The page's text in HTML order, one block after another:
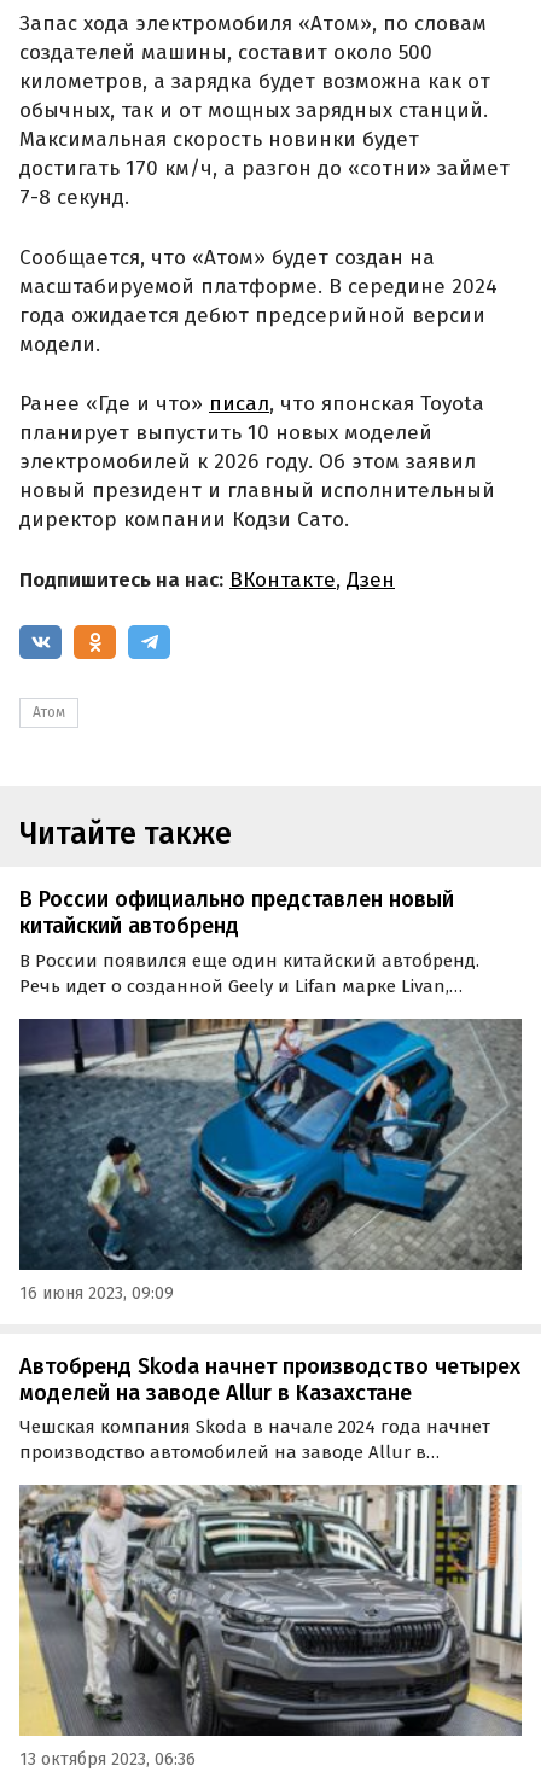
Запас хода электромобиля «Атом», по словам
создателей машины, составит около 500
километров, а зарядка будет возможна как от
обычных, так и от мощных зарядных станций.
Максимальная скорость новинки будет
достигать 170 км/ч, а разгон до «сотни» займет
7-8 секунд.
Сообщается, что «Атом» будет создан на
масштабируемой платформе. В середине 2024
года ожидается дебют предсерийной версии
модели.
Ранее «Где и что» писал, что японская Toyota
планирует выпустить 10 новых моделей
электромобилей к 2026 году. Об этом заявил
новый президент и главный исполнительный
директор компании Кодзи Сато.
Подпишитесь на нас: ВКонтакте, Дзен
Атом
Читайте также
В России официально представлен новый
китайский автобренд
В России появился еще один китайский автобренд.
Речь идет о созданной Geely и Lifan марке Livan,
авторынка вместе с компактным кроссовером Livan X3
Pro. Livan X3 Pro — это брат-близнец Geely Vision X3.
16 июня 2023, 09:09
Автобренд Skoda начнет производство четырех
моделей на заводе Allur в Казахстане
Чешская компания Skoda в начале 2024 года начнет
производство автомобилей на заводе Allur в
марки, на предприятии будут собираться лифтбэки
Octavia и кроссоверы Kodiaq, Kamiq и Karoq.
13 октября 2023, 06:36